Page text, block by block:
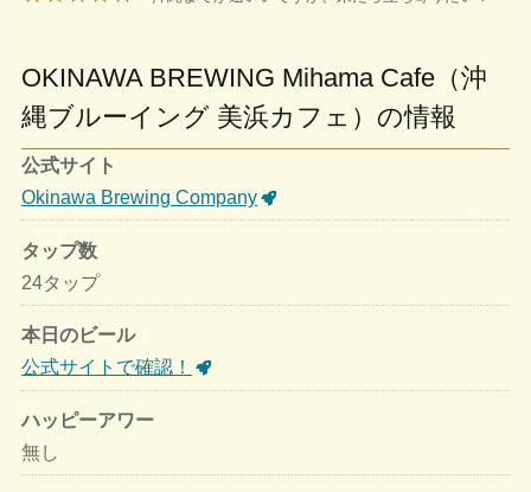
OKINAWA BREWING Mihama Cafe（沖
縄ブルーイング 美浜カフェ）の情報
公式サイト
Okinawa Brewing Company
タップ数
24タップ
本日のビール
公式サイトで確認！
ハッピーアワー
無し